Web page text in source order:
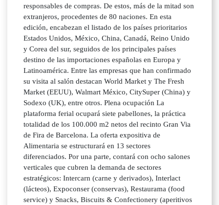
responsables de compras. De estos, más de la mitad son
extranjeros, procedentes de 80 naciones. En esta
edición, encabezan el listado de los países prioritarios
Estados Unidos, México, China, Canadá, Reino Unido
y Corea del sur, seguidos de los principales países
destino de las importaciones españolas en Europa y
Latinoamérica. Entre las empresas que han confirmado
su visita al salón destacan World Market y The Fresh
Market (EEUU), Walmart México, CitySuper (China) y
Sodexo (UK), entre otros. Plena ocupación La
plataforma ferial ocupará siete pabellones, la práctica
totalidad de los 100.000 m2 netos del recinto Gran Via
de Fira de Barcelona. La oferta expositiva de
Alimentaria se estructurará en 13 sectores
diferenciados. Por una parte, contará con ocho salones
verticales que cubren la demanda de sectores
estratégicos: Intercarn (carne y derivados), Interlact
(lácteos), Expoconser (conservas), Restaurama (food
service) y Snacks, Biscuits & Confectionery (aperitivos